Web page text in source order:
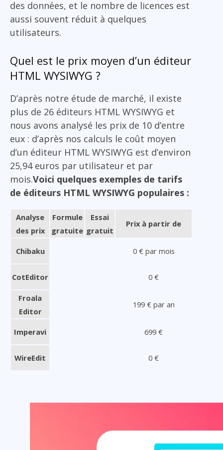
des données, et le nombre de licences est
aussi souvent réduit à quelques
utilisateurs.
Quel est le prix moyen d’un éditeur
HTML WYSIWYG ?
D’après notre étude de marché, il existe
plus de 26 éditeurs HTML WYSIWYG et
nous avons analysé les prix de 10 d’entre
eux : d’après nos calculs le coût moyen
d’un éditeur HTML WYSIWYG est d’environ
25,94 euros par utilisateur et par
mois.Voici quelques exemples de tarifs
de éditeurs HTML WYSIWYG populaires :
Analyse
des prix
Formule
gratuite
Essai
gratuit
Prix à partir de
Chibaku 0 € par mois
CotEditor 0 €
Froala
Editor
199 € par an
Imperavi 699 €
WireEdit 0 €